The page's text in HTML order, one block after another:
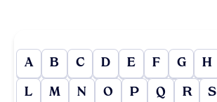
A B C D E F G H
L M N O P Q R S